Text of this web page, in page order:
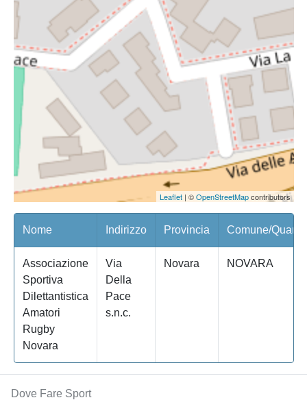
Leaflet| ©OpenStreetMapcontributors
Nome Indirizzo Provincia Comune/
Associazione
Sportiva
Dilettantistica
Amatori
Rugby
Novara
Via
Della
Pace
s.n.c.
Novara NOVARA
Dove Fare Sport